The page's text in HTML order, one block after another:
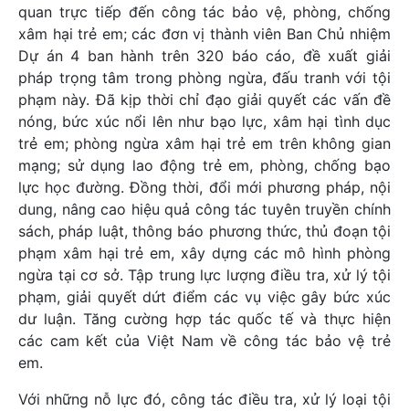
quan trực tiếp đến công tác bảo vệ, phòng, chống
xâm hại trẻ em; các đơn vị thành viên Ban Chủ nhiệm
Dự án 4 ban hành trên 320 báo cáo, đề xuất giải
pháp trọng tâm trong phòng ngừa, đấu tranh với tội
phạm này. Đã kịp thời chỉ đạo giải quyết các vấn đề
nóng, bức xúc nổi lên như bạo lực, xâm hại tình dục
trẻ em; phòng ngừa xâm hại trẻ em trên không gian
mạng; sử dụng lao động trẻ em, phòng, chống bạo
lực học đường. Đồng thời, đổi mới phương pháp, nội
dung, nâng cao hiệu quả công tác tuyên truyền chính
sách, pháp luật, thông báo phương thức, thủ đoạn tội
phạm xâm hại trẻ em, xây dựng các mô hình phòng
ngừa tại cơ sở. Tập trung lực lượng điều tra, xử lý tội
phạm, giải quyết dứt điểm các vụ việc gây bức xúc
dư luận. Tăng cường hợp tác quốc tế và thực hiện
các cam kết của Việt Nam về công tác bảo vệ trẻ
em.
Với những nỗ lực đó, công tác điều tra, xử lý loại tội